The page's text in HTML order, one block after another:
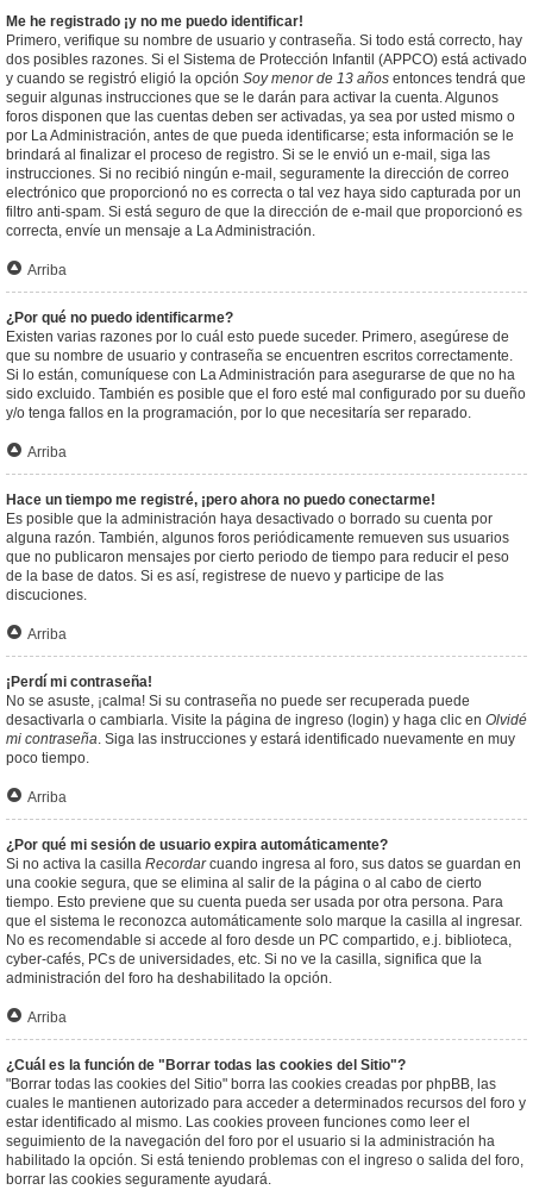
Me he registrado ¡y no me puedo identificar!
Primero, verifique su nombre de usuario y contraseña. Si todo está correcto, hay
dos posibles razones. Si el Sistema de Protección Infantil (APPCO) está activado
y cuando se registró eligió la opción Soy menor de 13 años entonces tendrá que
seguir algunas instrucciones que se le darán para activar la cuenta. Algunos
foros disponen que las cuentas deben ser activadas, ya sea por usted mismo o
por La Administración, antes de que pueda identificarse; esta información se le
brindará al finalizar el proceso de registro. Si se le envió un e-mail, siga las
instrucciones. Si no recibió ningún e-mail, seguramente la dirección de correo
electrónico que proporcionó no es correcta o tal vez haya sido capturada por un
filtro anti-spam. Si está seguro de que la dirección de e-mail que proporcionó es
correcta, envíe un mensaje a La Administración.
Arriba
¿Por qué no puedo identificarme?
Existen varias razones por lo cuál esto puede suceder. Primero, asegúrese de
que su nombre de usuario y contraseña se encuentren escritos correctamente.
Si lo están, comuníquese con La Administración para asegurarse de que no ha
sido excluido. También es posible que el foro esté mal configurado por su dueño
y/o tenga fallos en la programación, por lo que necesitaría ser reparado.
Arriba
Hace un tiempo me registré, ¡pero ahora no puedo conectarme!
Es posible que la administración haya desactivado o borrado su cuenta por
alguna razón. También, algunos foros periódicamente remueven sus usuarios
que no publicaron mensajes por cierto periodo de tiempo para reducir el peso
de la base de datos. Si es así, registrese de nuevo y participe de las
discuciones.
Arriba
¡Perdí mi contraseña!
No se asuste, ¡calma! Si su contraseña no puede ser recuperada puede
desactivarla o cambiarla. Visite la página de ingreso (login) y haga clic en Olvidé
mi contraseña. Siga las instrucciones y estará identificado nuevamente en muy
poco tiempo.
Arriba
¿Por qué mi sesión de usuario expira automáticamente?
Si no activa la casilla Recordarcuando ingresa al foro, sus datos se guardan en
una cookie segura, que se elimina al salir de la página o al cabo de cierto
tiempo. Esto previene que su cuenta pueda ser usada por otra persona. Para
que el sistema le reconozca automáticamente solo marque la casilla al ingresar.
No es recomendable si accede al foro desde un PC compartido, e.j. biblioteca,
cyber-cafés, PCs de universidades, etc. Si no ve la casilla, significa que la
administración del foro ha deshabilitado la opción.
Arriba
¿Cuál es la función de "Borrar todas las cookies del Sitio"?
"Borrar todas las cookies del Sitio" borra las cookies creadas por phpBB, las
cuales le mantienen autorizado para acceder a determinados recursos del foro y
estar identificado al mismo. Las cookies proveen funciones como leer el
seguimiento de la navegación del foro por el usuario si la administración ha
habilitado la opción. Si está teniendo problemas con el ingreso o salida del foro,
borrar las cookies seguramente ayudará.